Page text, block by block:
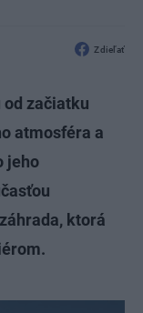
Zdieľať
začiatku
atmosféra a
jeho
ktorá